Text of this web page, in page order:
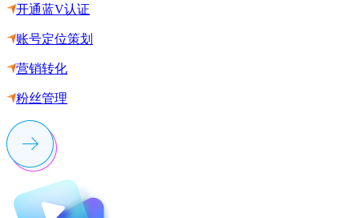
开通蓝V认证
账号定位策划
营销转化
粉丝管理